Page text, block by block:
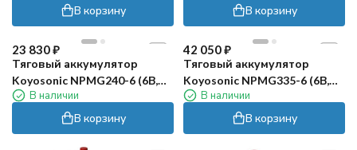
В корзину В корзину
23 830₽
Тяговый аккумулятор
Koyosonic NPMG240-6 (6В,
240А/ч)
В наличии
В корзину
42 050₽
Тяговый аккумулятор
Koyosonic NPMG335-6 (6В,
350А/ч)
В наличии
В корзину